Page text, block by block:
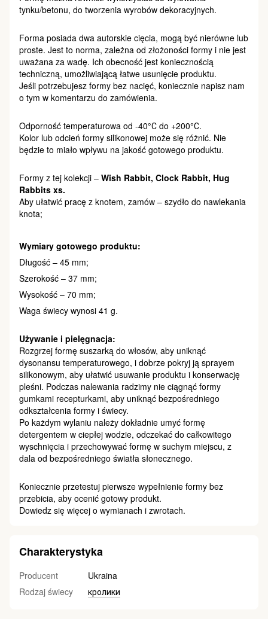
tynku/betonu, do tworzenia wyrobów dekoracyjnych.
Forma posiada dwa autorskie cięcia, mogą być nierówne lub
proste. Jest to norma, zależna od złożoności formy i nie jest
uważana za wadę. Ich obecność jest koniecznością
techniczną, umożliwiającą łatwe usunięcie produktu.
Jeśli potrzebujesz formy bez nacięć, koniecznie napisz nam
o tym w komentarzu do zamówienia.
Odporność temperaturowa od -40°С do +200°С.
Kolor lub odcień formy silikonowej może się różnić. Nie
będzie to miało wpływu na jakość gotowego produktu.
Formy z tej kolekcji – Wish Rabbit, Clock Rabbit, Hug
Rabbits xs​​​​​​.
Aby ułatwić pracę z knotem, zamów – szydło do nawlekania
knota;
Wymiary gotowego produktu:
Długość – 45 mm;
Szerokość – 37 mm;
Wysokość – 70 mm;
Waga świecy wynosi 41 g.
Używanie i pielęgnacja:
Rozgrzej formę suszarką do włosów, aby uniknąć
dysonansu temperaturowego, i dobrze pokryj ją sprayem
silikonowym, aby ułatwić usuwanie produktu i konserwację
pleśni. Podczas nalewania radzimy nie ciągnąć formy
gumkami recepturkami, aby uniknąć bezpośredniego
odkształcenia formy i świecy.
Po każdym wylaniu należy dokładnie umyć formę
detergentem w ciepłej wodzie, odczekać do całkowitego
wyschnięcia i przechowywać formę w suchym miejscu, z
dala od bezpośredniego światła słonecznego.
Koniecznie przetestuj pierwsze wypełnienie formy bez
przebicia, aby ocenić gotowy produkt.
Dowiedz się więcej o wymianach i zwrotach.
Charakterystyka
Producent
Ukraina
Rodzaj świecy
кролики